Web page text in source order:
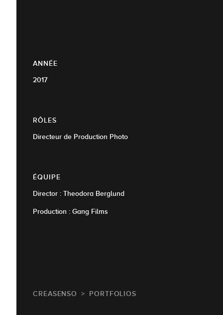
ANNÉE
2017
RÔLES
Directeur de Production Photo
ÉQUIPE
Director : Theodora Berglund
Production : Gang Films
CREASENSO PORTFOLIOS